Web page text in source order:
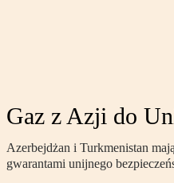
Gaz z Azji do
Azerbejdżan i Turkmenistan
gwarantami unijnego